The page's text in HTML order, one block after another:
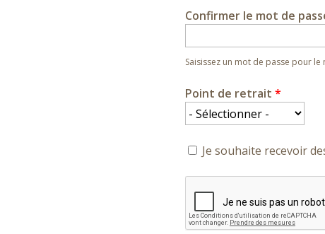
Confirmer le mot de
Saisissez un mot de passe pour
Point de retrait *
Je souhaite recevoir